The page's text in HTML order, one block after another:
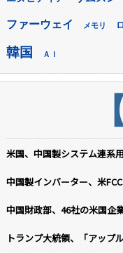
ファーウェイ メモリ
韓国 ＡＩ
米国、中国製システム連系
中国製インバーター、米
中国財政部、46社の米国企
トランプ大統領、「アップ